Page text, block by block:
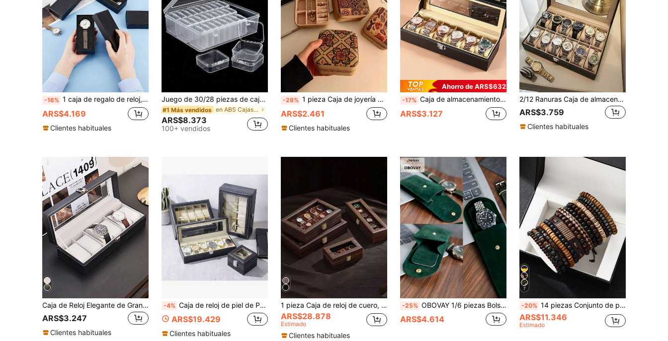
-16% 1 caja de regalo de reloj, caja de almacenamiento de reloj, caja de almacenamiento de reloj de viaje, caja de exhibición de joyería rectangular, caja de reloj rectangular negra con inserto de esponja
ARS$4.169
Clientes habituales
Juego de 30/28 piezas de cajas de almacenamiento de plástico transparente, incluye 1 caja de almacenamiento grande - Perfecto para almacenar cuentas, joyas, manualidades y artículos pequeños - Cajas de almacenamiento apilables, regalo ideal para amigos, seres queridos y entusiastas de las manualidades (incluye caja de joyas) Organizador de almacenamiento para mujeres, esencial de viaje, almacenamiento para regreso a la escuela y dormitorio
#1 Más vendidos en ABS Cajas De Joyería
ARS$8.373
100+ vendidos
-28% 1 pieza Caja de joyería mini con estampado retro, puede almacenar aretes, anillos, collares, caja de almacenamiento de viaje, caja de joyería con estampado elegante, caja de almacenamiento de joyas multifuncional
ARS$2.461
Clientes habituales
Ahorro de ARS$632
-17% Caja de almacenamiento de relojes de 6/3 ranuras para el Día de San Valentín, caja de exhibición de relojes y caja de almacenamiento de joyas, caja de almacenamiento de relojes minimalista, caja de relojes a prueba de polvo para hombres y mujeres, relojes mecánicos y electrónicos
ARS$3.127
2/12 Ranuras Caja de almacenamiento de relojes de cuero PU impermeable, Organizador de relojes, Caja de regalo de relojes, Estuche de viaje para relojes, Caja de exhibición de relojes de gran capacidad, Unisex, Caja de relojes de cuero PU negro, Regalo para hombres y mujeres
ARS$3.759
Clientes habituales
Caja de Reloj Elegante de Gran Capacidad con Rejilla de 6/3, Solución de Almacenamiento de Joyas, Regalo Perfecto para Mujeres, Caja Organizadora de Relojes, Solución de Almacenamiento de Joyas, Adecuada para Regreso a la Escuela, Navidad, Acción de Gracias, Año Nuevo y Día de San Valentín.
ARS$3.247
Clientes habituales
-4% Caja de reloj de piel de PU de lujo - Organizador de 2/3/6/10/12 ranuras - Resistente a los arañazos, almacenamiento - Regalo perfecto para coleccionistas y viajes - Estuche de exhibición elegante
ARS$19.429
Clientes habituales
1 pieza Caja de reloj de cuero, Estuche para exhibir relojes, Caja de almacenamiento de joyas, Caja de joyas premium
ARS$28.878
Estimado
Clientes habituales
-25% OBOVAY 1/6 piezas Bolsas de almacenamiento de relojes vintage con textura aterciopelada, bolsas de protección de estuche de reloj con compartimento de doble capa, aterciopeladas resistentes a arañazos y portátiles, almacenamiento de relojes, portatarjetas de negocios de uso múltiple, hogar, viaje, colección, regalo de vacaciones, bolsas para relojes
ARS$4.614
7
-20% 14 piezas Conjunto de pulseras de cuero de PU con cuentas vintage casual para hombres, adecuado para uso diario, al aire libre, deportes, regalo de novio de moda
ARS$11.346
Estimado